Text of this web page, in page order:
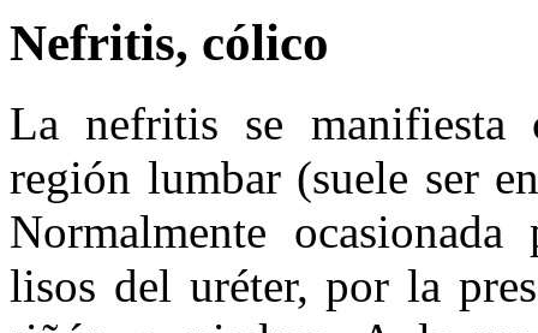
Nefritis, cólico
La nefritis se
región lumbar (suele ser
Normalmente
lisos del uréter, por la